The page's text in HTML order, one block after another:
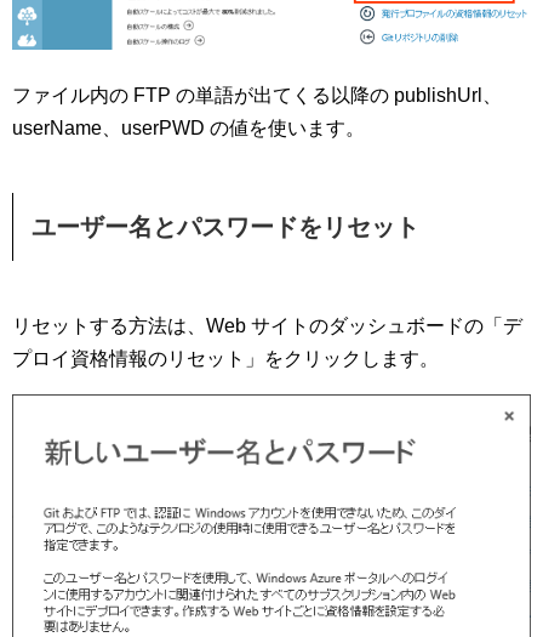
ファイル内の FTP の単語が出てくる以降の publishUrl、
userName、userPWD の値を使います。
ユーザー名とパスワードをリセット
リセットする方法は、Web サイトのダッシュボードの「デ
プロイ資格情報のリセット」をクリックします。